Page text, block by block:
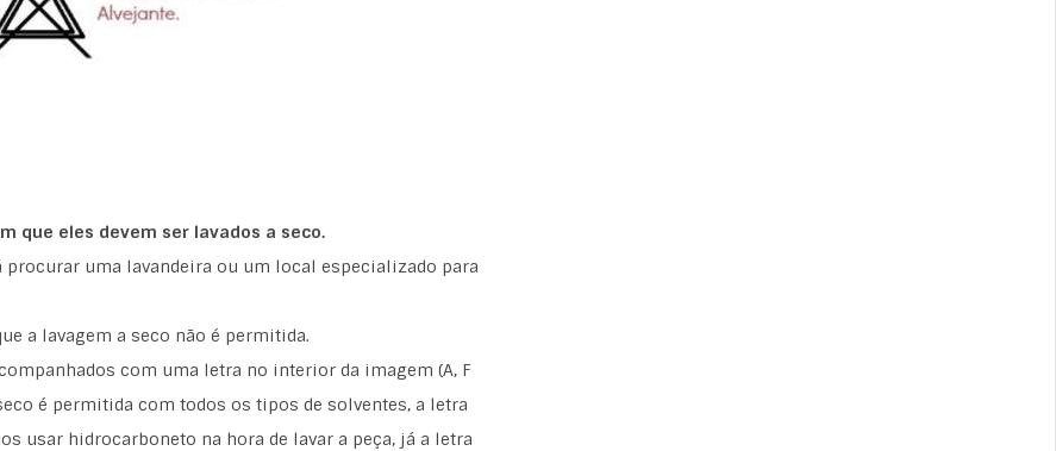
que eles devem ser lavados a seco.
procurar uma lavandeira ou um local especializado para
a lavagem a seco não é permitida.
com uma letra no interior da imagem (A, F
é permitida com todos os tipos de solventes, a letra
usar hidrocarboneto na hora de lavar a peça, já a letra